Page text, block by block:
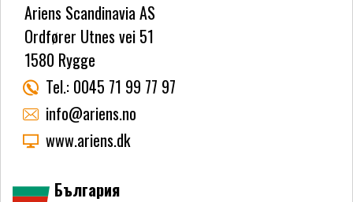
Ariens Scandinavia AS
Ordfører Utnes vei 51
1580 Rygge
Tel.: 0045 71 99 77 97
info@ariens.no
www.ariens.dk
България